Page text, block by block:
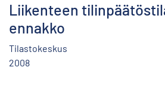
Liikenteen
ennakko
Tilastokeskus
2008